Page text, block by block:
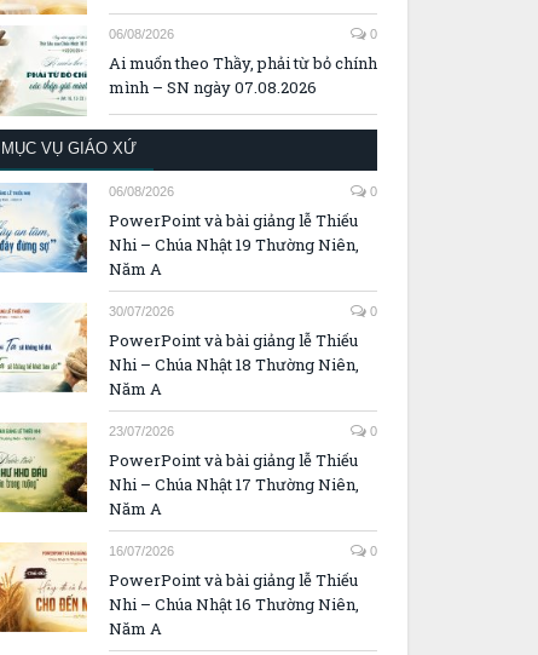
06/08/2026 0
Ai muốn theo Thầy, phải từ bỏ chính
mình – SN ngày 07.08.2026
MỤC VỤ GIÁO XỨ
06/08/2026 0
PowerPoint và bài giảng lễ Thiếu
Nhi – Chúa Nhật 19 Thường Niên,
Năm A
30/07/2026 0
PowerPoint và bài giảng lễ Thiếu
Nhi – Chúa Nhật 18 Thường Niên,
Năm A
23/07/2026 0
PowerPoint và bài giảng lễ Thiếu
Nhi – Chúa Nhật 17 Thường Niên,
Năm A
16/07/2026 0
PowerPoint và bài giảng lễ Thiếu
Nhi – Chúa Nhật 16 Thường Niên,
Năm A